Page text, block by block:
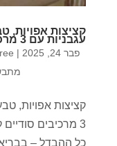
קציצות אפויות,
עגבניות עם 3 מרכיבים סודיים
פבר 24, 2025 |
קציצות אפויות,
כל ההבדל –